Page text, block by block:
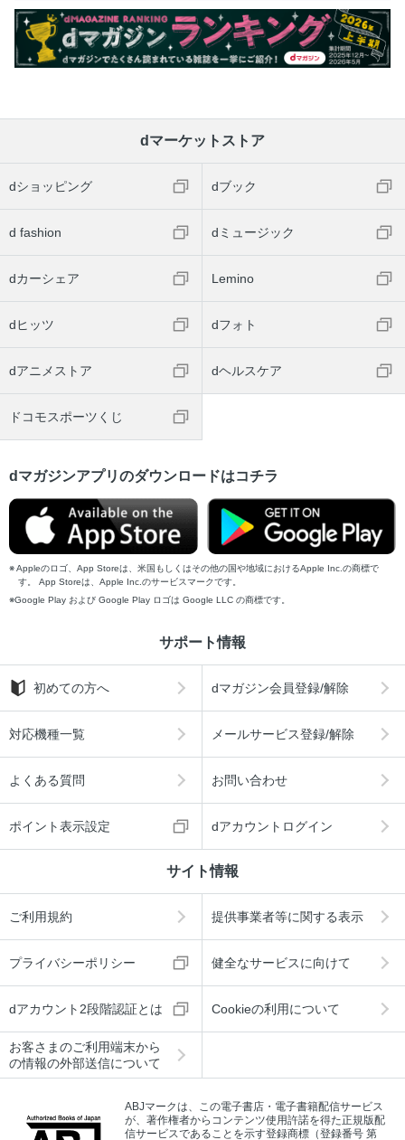
dマーケットストア
dショッピング dブック
d fashion dミュージック
dカーシェア Lemino
dヒッツ dフォト
dアニメストア dヘルスケア
ドコモスポーツくじ
dマガジンアプリのダウンロードはコチラ
Appleのロゴ、App Storeは、米国もしくはその他の国や地域におけるApple Inc.の商標で
す。 App Storeは、Apple Inc.のサービスマークです。
Google Play および Google Play ロゴは Google LLC の商標です。
サポート情報
初めての方へ dマガジン会員登録/解除
対応機種一覧 メールサービス登録/解除
よくある質問 お問い合わせ
ポイント表示設定 dアカウントログイン
サイト情報
ご利用規約 提供事業者等に関する表示
プライバシーポリシー 健全なサービスに向けて
dアカウント2段階認証とは Cookieの利用について
お客さまのご利用端末から
の情報の外部送信について
ABJマークは、この電子書店・電子書籍配信サービス
が、著作権者からコンテンツ使用許諾を得た正規版配
信サービスであることを示す登録商標（登録番号 第